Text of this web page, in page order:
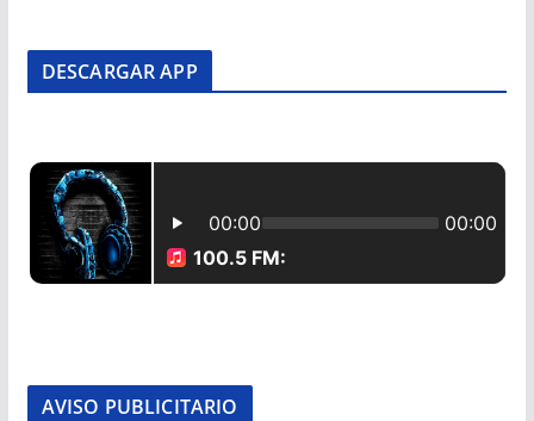
DESCARGAR APP
AVISO PUBLICITARIO